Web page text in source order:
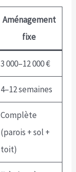
Aménagement
fixe
3 000–12 000 €
4–12 semaines
Complète
(parois + sol +
toit)